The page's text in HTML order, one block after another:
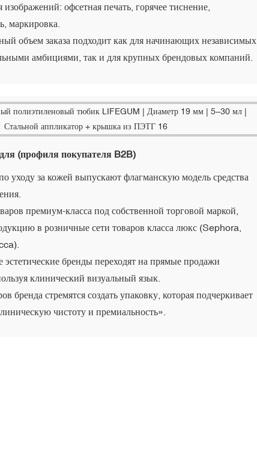
офсетная печать, горячее тиснение,
маркировка.
объем заказа подходит как для начинающих независимых
амбициями, так и для крупных брендовых компаний.
(профиля покупателя B2B)
уходу за кожей выпускают флагманскую модель средства
премиум-класса под собственной торговой маркой,
в розничные сети товаров класса люкс (Sephora,
эстетические бренды переходят на прямые продажи
клинический визуальный язык.
бренда стремятся создать упаковку, которая подчеркивает
чистоту и премиальность».